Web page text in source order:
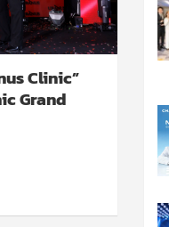
Clinic”
Grand